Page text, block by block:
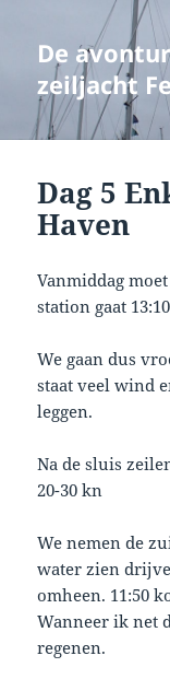
De
zeiljacht
Dag 5
Haven
Vanmiddag
station gaat
We gaan dus
staat veel wind
leggen.
Na de sluis
20-30 kn
We nemen de
water zien
omheen. 11:50
Wanneer ik net
regenen.